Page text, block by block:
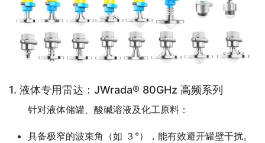
1. 液体专用雷达：JWrada® 80GHz 高频系列
针对液体储罐、酸碱溶液及化工原料：
具备极窄的波束角（如 ３°），能有效避开罐壁干扰。